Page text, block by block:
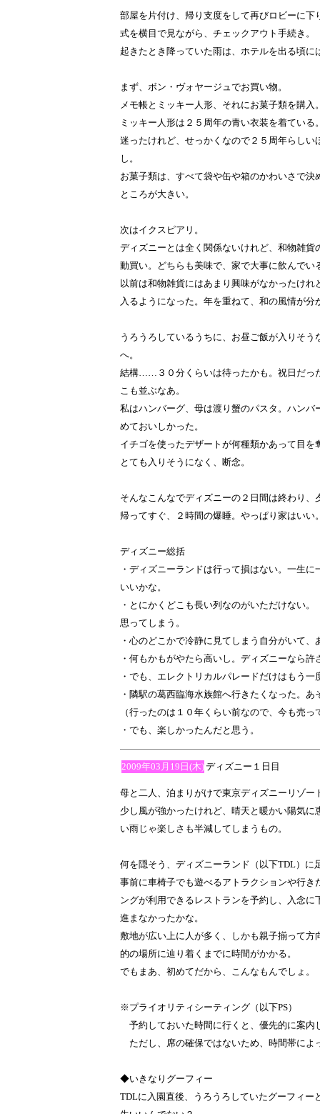
部屋を片付け、帰り支度をして再びロビーに
式を横目で見ながら、チェックアウト手続き。
起きたとき降っていた雨は、ホテルを出る頃に
まず、ボン・ヴォヤージュでお買い物。
メモ帳とミッキー人形、それにお菓子類を購入
ミッキー人形は２５周年の青い衣装を着てい
迷ったけれど、せっかくなので２５周年らし
し。
お菓子類は、すべて袋や缶や箱のかわいさで
ところが大きい。
次はイクスピアリ。
ディズニーとは全く関係ないけれど、和物雑
動買い。どちらも美味で、家で大事に飲んでい
以前は和物雑貨にはあまり興味がなかったけ
入るようになった。年を重ねて、和の風情が分
うろうろしているうちに、お昼ご飯が入りそ
へ。
結構……３０分くらいは待ったかも。祝日だっ
こも並ぶなあ。
私はハンバーグ、母は渡り蟹のパスタ。ハン
めておいしかった。
イチゴを使ったデザートが何種類かあって目
とても入りそうになく、断念。
そんなこんなでディズニーの２日間は終わり、
帰ってすぐ、２時間の爆睡。やっぱり家はいい
ディズニー総括
・ディズニーランドは行って損はない。一生
いいかな。
・とにかくどこも長い列なのがいただけない
思ってしまう。
・心のどこかで冷静に見てしまう自分がいて
・何もかもがやたら高いし。ディズニーなら
・でも、エレクトリカルパレードだけはもう
・隣駅の葛西臨海水族館へ行きたくなった。
（行ったのは１０年くらい前なので、今も売
・でも、楽しかったんだと思う。
2009年03月19日(木)ディズニー１日目
母と二人、泊まりがけで東京ディズニーリゾー
少し風が強かったけれど、晴天と暖かい陽気
い雨じゃ楽しさも半減してしまうもの。
何を隠そう、ディズニーランド（以下TDL）に
事前に車椅子でも遊べるアトラクションや行
ングが利用できるレストランを予約し、入念
進まなかったかな。
敷地が広い上に人が多く、しかも親子揃って
的の場所に辿り着くまでに時間がかかる。
でもまあ、初めてだから、こんなもんでしょ。
※プライオリティシーティング（以下PS）
予約しておいた時間に行くと、優先的に案内
ただし、席の確保ではないため、時間帯によ
◆いきなりグーフィー
TDLに入園直後、うろうろしていたグーフィ